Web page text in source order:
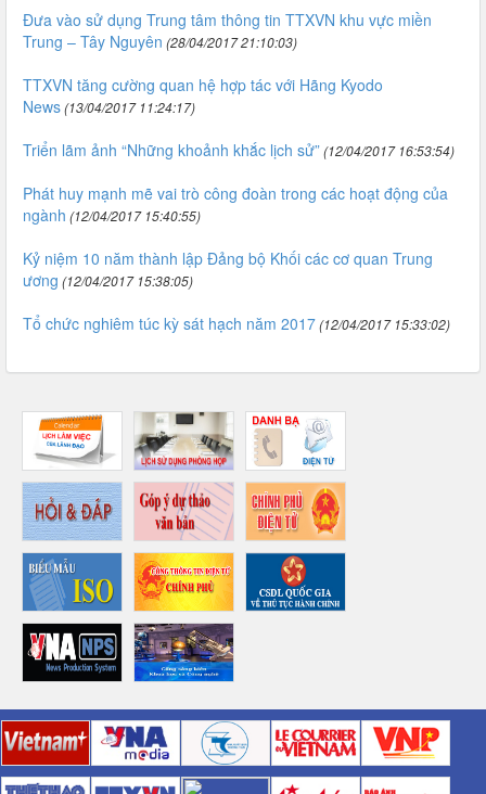
Đưa vào sử dụng Trung tâm thông tin TTXVN khu vực miền
Trung – Tây Nguyên (28/04/2017 21:10:03)
TTXVN tăng cường quan hệ hợp tác với Hãng Kyodo
News(13/04/2017 11:24:17)
Triển lãm ảnh “Những khoảnh khắc lịch sử”(12/04/2017 16:53:54)
Phát huy mạnh mẽ vai trò công đoàn trong các hoạt động của
ngành (12/04/2017 15:40:55)
Kỷ niệm 10 năm thành lập Đảng bộ Khối các cơ quan Trung
ương (12/04/2017 15:38:05)
Tổ chức nghiêm túc kỳ sát hạch năm 2017(12/04/2017 15:33:02)